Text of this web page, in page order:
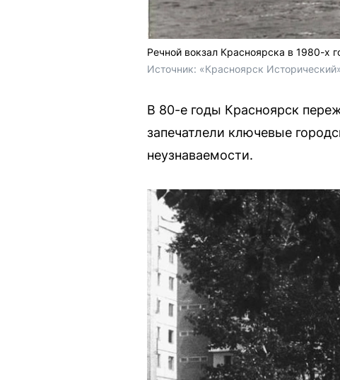
Речной вокзал Красноярска в 1980-х
Источник: «Красноярск
В 80-е годы Красноярск
запечатлели ключевые
неузнаваемости.